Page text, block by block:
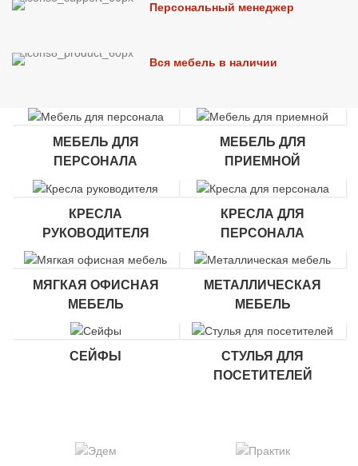
Персональный менеджер
Вся мебель в наличии
МЕБЕЛЬ ДЛЯ
ПЕРСОНАЛА
МЕБЕЛЬ ДЛЯ
ПРИЕМНОЙ
КРЕСЛА
РУКОВОДИТЕЛЯ
КРЕСЛА ДЛЯ
ПЕРСОНАЛА
МЯГКАЯ ОФИСНАЯ
МЕБЕЛЬ
МЕТАЛЛИЧЕСКАЯ
МЕБЕЛЬ
СЕЙФЫ
СТУЛЬЯ ДЛЯ
ПОСЕТИТЕЛЕЙ